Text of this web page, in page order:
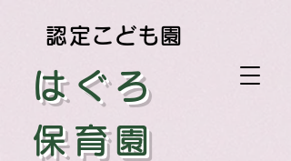
はぐろ
保育園
認定こども園